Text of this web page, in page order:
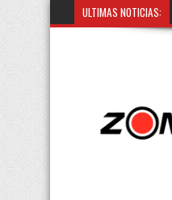
ULTIMAS NOTICIAS: